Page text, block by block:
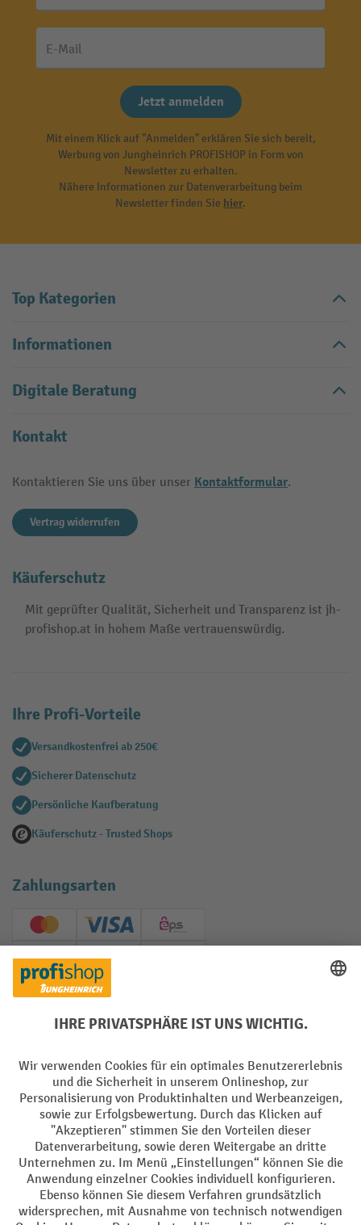
E-Mail
Jetzt anmelden
Mit einem Klick auf "Anmelden" erklären Sie sich bereit,
Werbung von Jungheinrich PROFISHOP in Form von
Newsletter zu erhalten.
Nähere Informationen zur Datenverarbeitung beim
Newsletter finden Sie hier.
Top Kategorien
Informationen
Digitale Beratung
Kontakt
Kontaktieren Sie uns über unser Kontaktformular.
Vertrag widerrufen
Käuferschutz
Mit geprüfter Qualität, Sicherheit und Transparenz ist jh-
profishop.at in hohem Maße vertrauenswürdig.
Ihre Profi-Vorteile
Versandkostenfrei ab 250€
Sicherer Datenschutz
Persönliche Kaufberatung
Käuferschutz - Trusted Shops
Zahlungsarten
Creditcard (Master)Creditcard (Visa)
EPS
PayPal
Soziale Netzwerke
Impressum Datenschutz
Barrierefreiheit Privacy Settings
Alle Preise exkl. gesetzl. Mehrwertsteuer zzgl.Versandkostenund ggf.
Nachnahmegebühren, wenn nicht anders angegeben.